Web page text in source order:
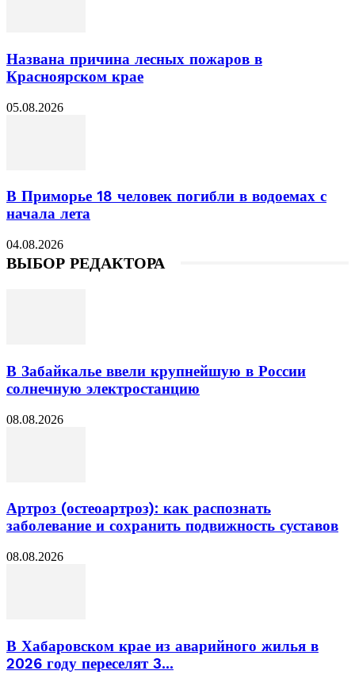
Названа причина лесных пожаров в
Красноярском крае
05.08.2026
В Приморье 18 человек погибли в водоемах с
начала лета
04.08.2026
ВЫБОР РЕДАКТОРА
В Забайкалье ввели крупнейшую в России
солнечную электростанцию
08.08.2026
Артроз (остеоартроз): как распознать
заболевание и сохранить подвижность суставов
08.08.2026
В Хабаровском крае из аварийного жилья в
2026 году переселят 3...